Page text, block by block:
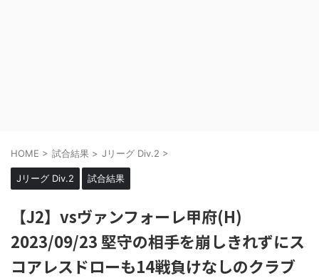
HOME > 試合結果 > Jリーグ Div.2 >
Jリーグ Div.2 試合結果
【J2】vsヴァンフォーレ甲府(H)
2023/09/23 堅守の相手を崩しきれずにス
コアレスドローも14戦負けなしのクラブ